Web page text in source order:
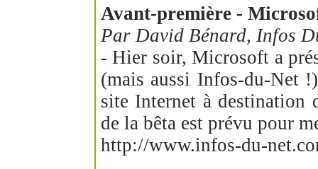
Avant-première -
Par David Bénard, Infos
- Hier soir, Microsoft a
(mais aussi Infos-du-Net
site Internet à destination
de la bêta est prévu pour
http://www.infos-du-